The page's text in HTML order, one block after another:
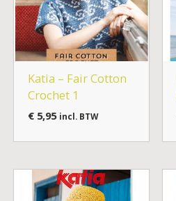
Katia – Fair Cotton
Crochet 1
€5,95 incl. BTW